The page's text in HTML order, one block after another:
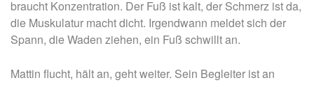
braucht Konzentration. Der Fuß ist kalt, der Schmerz ist da,
die Muskulatur macht dicht. Irgendwann meldet sich der
Spann, die Waden ziehen, ein Fuß schwillt an.
Mattin flucht, hält an, geht weiter. Sein Begleiter ist an